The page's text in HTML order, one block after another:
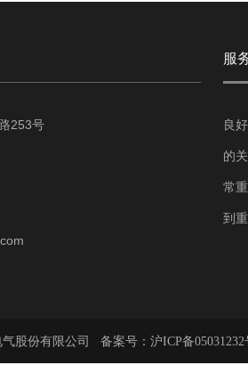
253号
服
良
的
常
到
股份有限公司 备案号： 沪ICP备05031232